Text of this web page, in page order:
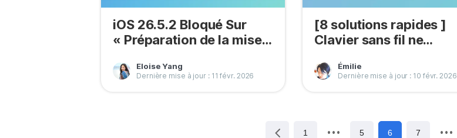
iOS 26.5.2 Bloqué Sur
« Préparation de la mise à
Eloise Yang
Dernière mise à jour : 11 févr. 2026
[8 solutions rapides ]
Clavier sans fil ne
Émilie
Dernière mise à jour : 10 févr. 2026
1 5 6 7